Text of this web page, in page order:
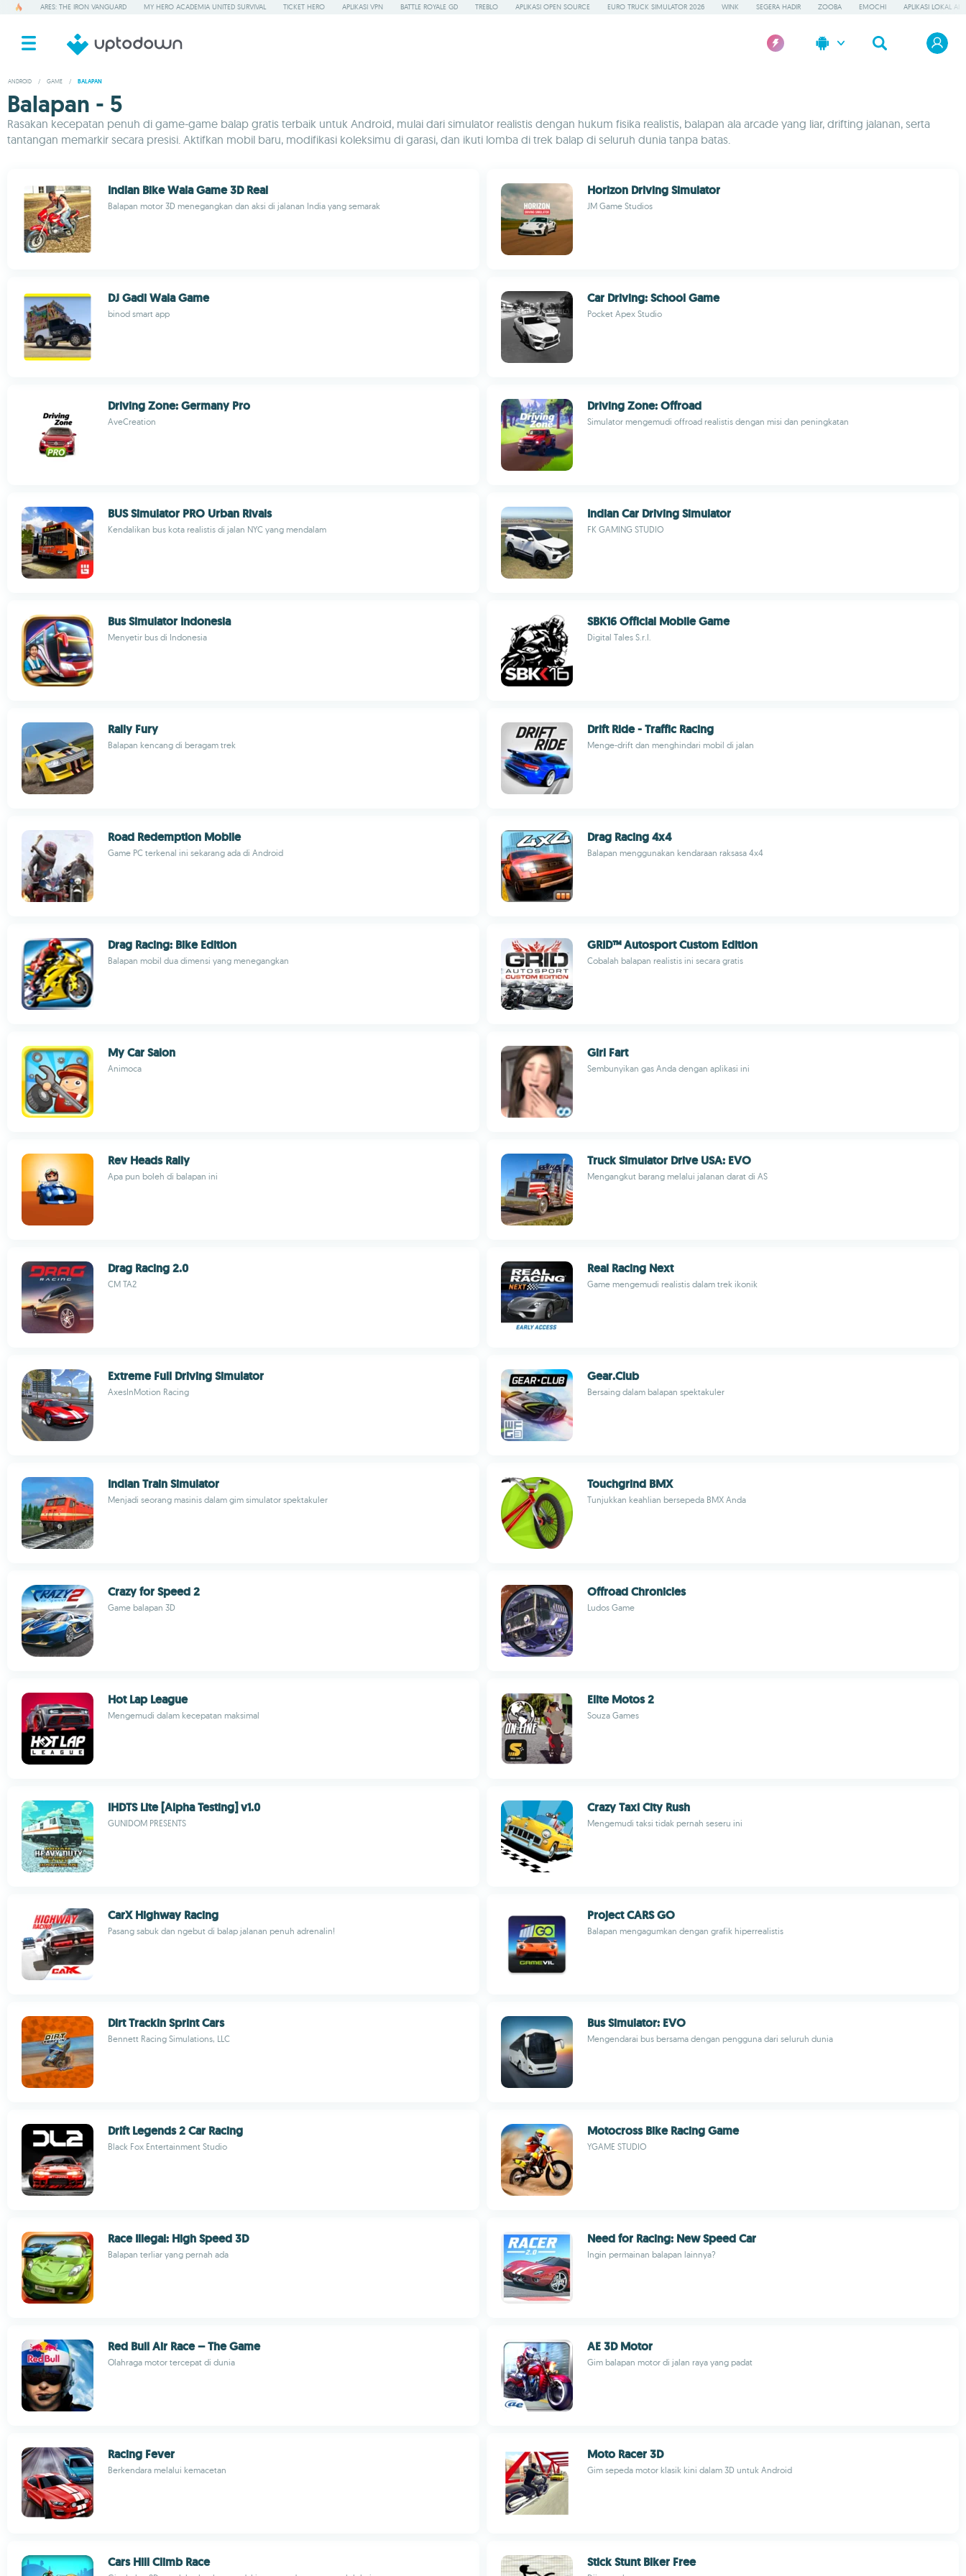
ARES: THE IRON VANGUARD MY HERO ACADEMIA UNITED SURVIVAL TICKET HERO APLIKASI VPN BATTLE ROYALE GD TREBLO APLIKASI OPEN SOURCE EURO TRUCK SIMULATOR 2026 WINK SEGERA HADIR ZOOBA EMOCHI APLIKASI LOKAL AI
ANDROID / GAME / BALAPAN
Balapan - 5
Rasakan kecepatan penuh di game-game balap gratis terbaik untuk Android, mulai dari simulator realistis dengan hukum fisika realistis, balapan ala arcade yang liar, drifting jalanan, serta
tantangan memarkir secara presisi. Aktifkan mobil baru, modifikasi koleksimu di garasi, dan ikuti lomba di trek balap di seluruh dunia tanpa batas.
Indian Bike Wala Game 3D Real
Balapan motor 3D menegangkan dan aksi di jalanan India yang semarak
Horizon Driving Simulator
JM Game Studios
DJ Gadi Wala Game
binod smart app
Car Driving: School Game
Pocket Apex Studio
Driving Zone: Germany Pro
AveCreation
Driving Zone: Offroad
Simulator mengemudi offroad realistis dengan misi dan peningkatan
BUS Simulator PRO Urban Rivals
Kendalikan bus kota realistis di jalan NYC yang mendalam
Indian Car Driving Simulator
FK GAMING STUDIO
Bus Simulator Indonesia
Menyetir bus di Indonesia
SBK16 Official Mobile Game
Digital Tales S.r.l.
Rally Fury
Balapan kencang di beragam trek
Drift Ride - Traffic Racing
Menge-drift dan menghindari mobil di jalan
Road Redemption Mobile
Game PC terkenal ini sekarang ada di Android
Drag Racing 4x4
Balapan menggunakan kendaraan raksasa 4x4
Drag Racing: Bike Edition
Balapan mobil dua dimensi yang menegangkan
GRID™ Autosport Custom Edition
Cobalah balapan realistis ini secara gratis
My Car Salon
Animoca
Girl Fart
Sembunyikan gas Anda dengan aplikasi ini
Rev Heads Rally
Apa pun boleh di balapan ini
Truck Simulator Drive USA: EVO
Mengangkut barang melalui jalanan darat di AS
Drag Racing 2.0
CM TA2
Real Racing Next
Game mengemudi realistis dalam trek ikonik
Extreme Full Driving Simulator
AxesInMotion Racing
Gear.Club
Bersaing dalam balapan spektakuler
Indian Train Simulator
Menjadi seorang masinis dalam gim simulator spektakuler
Touchgrind BMX
Tunjukkan keahlian bersepeda BMX Anda
Crazy for Speed 2
Game balapan 3D
Offroad Chronicles
Ludos Game
Hot Lap League
Mengemudi dalam kecepatan maksimal
Elite Motos 2
Souza Games
IHDTS Lite [Alpha Testing] v1.0
GUNIDOM PRESENTS
Crazy Taxi City Rush
Mengemudi taksi tidak pernah seseru ini
CarX Highway Racing
Pasang sabuk dan ngebut di balap jalanan penuh adrenalin!
Project CARS GO
Balapan mengagumkan dengan grafik hiperrealistis
Dirt Trackin Sprint Cars
Bennett Racing Simulations, LLC
Bus Simulator: EVO
Mengendarai bus bersama dengan pengguna dari seluruh dunia
Drift Legends 2 Car Racing
Black Fox Entertainment Studio
Motocross Bike Racing Game
YGAME STUDIO
Race Illegal: High Speed 3D
Balapan terliar yang pernah ada
Need for Racing: New Speed Car
Ingin permainan balapan lainnya?
Red Bull Air Race – The Game
Olahraga motor tercepat di dunia
AE 3D Motor
Gim balapan motor di jalan raya yang padat
Racing Fever
Berkendara melalui kemacetan
Moto Racer 3D
Gim sepeda motor klasik kini dalam 3D untuk Android
Cars Hill Climb Race Stick Stunt Biker Free